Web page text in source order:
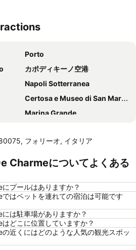
Porto
カポディキーノ空港
Napoli Sotterranea
Certosa e Museo di San Martino
Marina Grande
Vomero
Piazza Bellini
Piazza del Plebiscito
Marina Grande
Palazzo Reale
National Archaeological Museum
Basilica di Santa Chiara
フォリーオ, イタリア
Charmeについてよくある
プールはありますか？
はペットを連れての宿泊は可能です
は駐車場がありますか？
どこに位置していますか？
近くにはどのような人気の観光スポッ